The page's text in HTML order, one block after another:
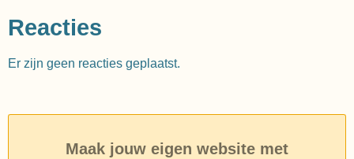
Reacties
Er zijn geen reacties geplaatst.
Maak jouw eigen website met